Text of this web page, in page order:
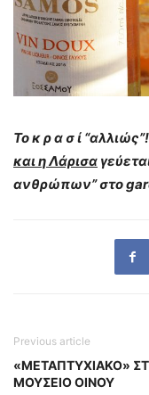
Το κ ρ α σ ί “αλλιώς”!
και η Λάρισα
ανθρώπων” στο
Previous article
«ΜΕΤΑΠΤΥΧΙΑΚΟ»
ΜΟΥΣΕΙΟ ΟΙΝΟΥ